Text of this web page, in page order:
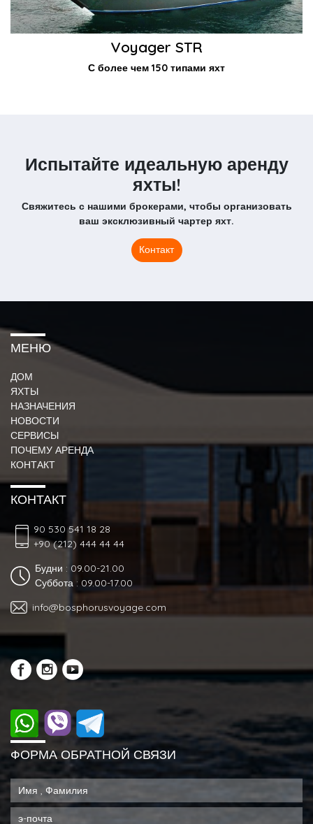
Voyager STR
С более чем 150 типами яхт
Испытайте идеальную аренду
яхты!
Свяжитесь с нашими брокерами, чтобы организовать
ваш эксклюзивный чартер яхт.
Контакт
МЕНЮ
ДОМ
ЯХТЫ
НАЗНАЧЕНИЯ
НОВОСТИ
СЕРВИСЫ
ПОЧЕМУ АРЕНДА
КОНТАКТ
КОНТАКТ
90 530 541 18 28
+90 (212) 444 44 44
Будни : 09.00-21.00
Суббота : 09.00-17.00
info@bosphorusvoyage.com
ФОРМА ОБРАТНОЙ СВЯЗИ